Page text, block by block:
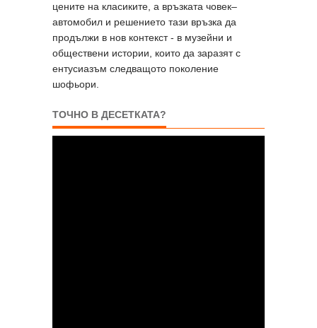
цените на класиките, а връзката човек–
автомобил и решението тази връзка да
продължи в нов контекст - в музейни и
обществени истории, които да заразят с
ентусиазъм следващото поколение
шофьори.
ТОЧНО В ДЕСЕТКАТА?